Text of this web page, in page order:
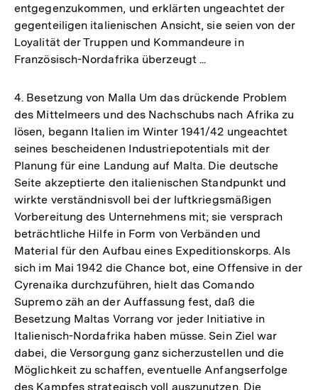
entgegenzukommen, und erklärten ungeachtet der
gegenteiligen italienischen Ansicht, sie seien von der
Loyalität der Truppen und Kommandeure in
Französisch-Nordafrika überzeugt ...
4. Besetzung von Malla Um das drückende Problem
des Mittelmeers und des Nachschubs nach Afrika zu
lösen, begann Italien im Winter 1941/42 ungeachtet
seines bescheidenen Industriepotentials mit der
Planung für eine Landung auf Malta. Die deutsche
Seite akzeptierte den italienischen Standpunkt und
wirkte verständnisvoll bei der luftkriegsmäßigen
Vorbereitung des Unternehmens mit; sie versprach
beträchtliche Hilfe in Form von Verbänden und
Material für den Aufbau eines Expeditionskorps. Als
sich im Mai 1942 die Chance bot, eine Offensive in der
Cyrenaika durchzuführen, hielt das Comando
Supremo zäh an der Auffassung fest, daß die
Besetzung Maltas Vorrang vor jeder Initiative in
Italienisch-Nordafrika haben müsse. Sein Ziel war
dabei, die Versorgung ganz sicherzustellen und die
Möglichkeit zu schaffen, eventuelle Anfangserfolge
des Kampfes strategisch voll auszunutzen. Die